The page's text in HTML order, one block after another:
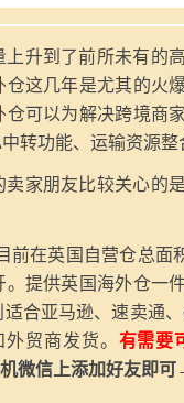
升到了前所未有的
这几年是尤其的火
可以为解决跨境商
转功能、运输资源整
卖家朋友比较关心的
前在英国自营仓总面
提供英国海外仓一
合亚马逊、速卖通
贸商发货。 有需要
微信上添加好友即可